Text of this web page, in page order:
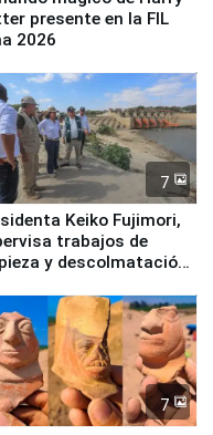
presente en la FIL
2026
7
Keiko Fujimori,
trabajos de
y descolmatación
7